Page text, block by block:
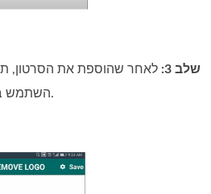
שלב 3:
לאחר שהוספת את הסרטון,
השתמש בתיבה כדי להסיר את הלוגו.